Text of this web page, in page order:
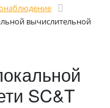
вычислительной
SC&T